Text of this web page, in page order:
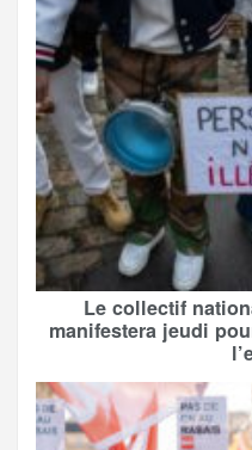
Le collectif
manifestera jeudi